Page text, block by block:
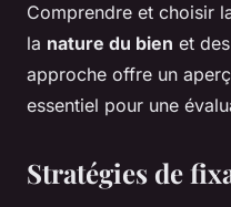
Comprendre et choisir
la nature du bien et
approche offre un
essentiel pour une
Stratégies de